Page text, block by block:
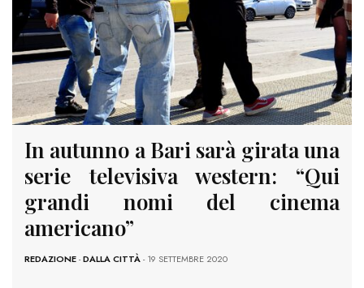
In autunno a Bari sarà girata una
serie televisiva western: “Qui
grandi nomi del cinema
americano”
REDAZIONE-DALLA CITTÀ- 19 SETTEMBRE 2020